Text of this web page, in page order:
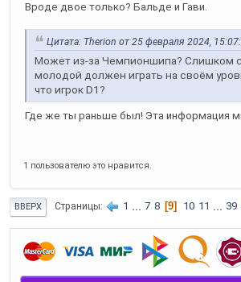
Вроде двое только? Бальде и Гави.
Цитата: Therion от 25 февраля 2024,
Может из-за Чемпионшипа? Слишком
молодой должен играть на своём
что игрок D1?
Где же ты раньше был! Эта информация
1 пользователю это нравится.
ВВЕРХ Страницы 1 ... 7 8 9 10 11 ... 39